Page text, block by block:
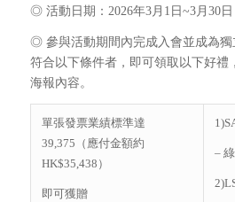
◎ 活動日期：2026年3月1日~3月30日
◎ 參與活動期間內完成入會並成為獨
符合以下條件者，即可領取以下好禮
海報內容。
單張發票業績標準達
39,375（應付金額約
HK$35,438）
即可獲贈
–